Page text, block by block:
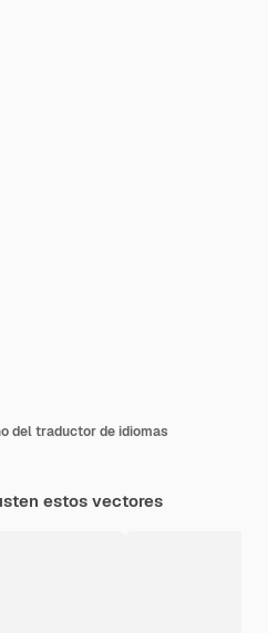
del traductor de idiomas
estos vectores